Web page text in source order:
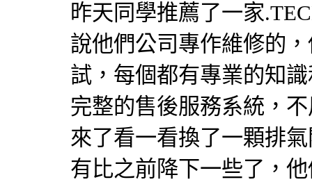
昨天同學推薦了一家
說他們公司專作維修的
試，每個都有專業的知
完整的售後服務系統，
來了看一看換了一顆排
有比之前降下一些了，